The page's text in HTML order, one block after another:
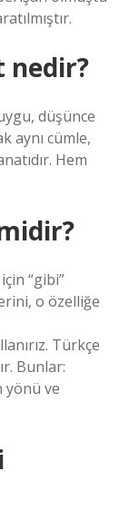
nedir?
düşünce
aynı cümle,
Hem
“gibi”
o özelliğe
Türkçe
Bunlar:
yönü ve